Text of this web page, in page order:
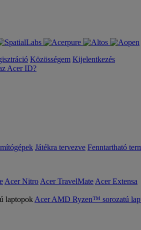
Közösségem Kijelentkezés
Acer ID?
Játékra tervezve Fenntartható
Acer Nitro Acer TravelMate Acer Extensa
Acer AMD Ryzen™ sorozatú